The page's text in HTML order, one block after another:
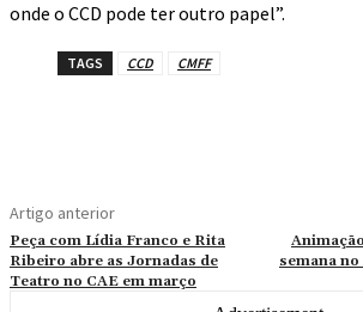
onde o CCD pode ter outro papel”.
TAGS CCD CMFF
Artigo anterior
Peça com Lídia Franco e Rita
Ribeiro abre as Jornadas de
Teatro no CAE em março
semana